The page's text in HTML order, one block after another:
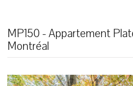
MP150 - Appartement
Montréal